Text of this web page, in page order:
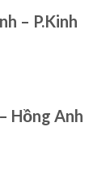
– P.Kinh
– Hồng Anh